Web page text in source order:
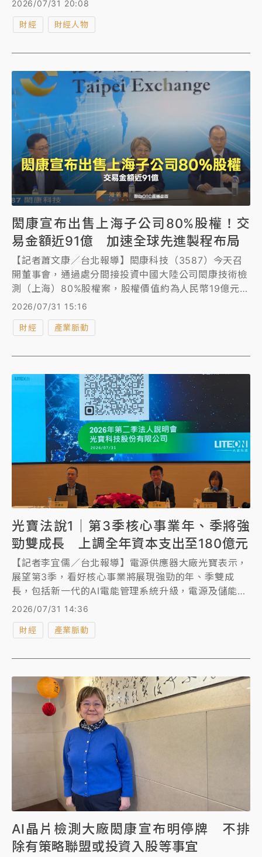
電股票，若未處分任何1張股票，目前總市值則高達
242.5億元，創台積電高層贈股最高金額。
2026/07/31 20:08
財經 財經人物
閎康宣布出售上海子公司80%股權！交
易金額近91億 加速全球先進製程布局
【記者蕭文康／台北報導】閎康科技（3587）今天召
開董事會，通過處分間接投資中國大陸公司閎康技術檢
測（上海）80%股權案，股權價值約為人民幣19億元
（約90.98億新台幣），交易價金將以現金方式支付，
科技則保留20%股權，預計於2026年底前完成所有程
2026/07/31 15:16
財經 產業脈動
光寶法說1｜第3季核心事業年、季將強
勁雙成長 上調全年資本支出至180億元
【記者李宜儒／台北報導】電源供應器大廠光寶表示，
展望第3季，看好核心事業將展現強勁的年、季雙成
長，包括新一代的AI電能管理系統升級，電源及儲能整
合式電源機櫃也將量產．同時光寶也上修全年資本支
出，上季公布的130億元，大幅調高到180億元。
2026/07/31 14:36
財經 產業脈動
AI晶片檢測大廠閎康宣布明停牌 不排
除有策略聯盟或投資入股等事宜